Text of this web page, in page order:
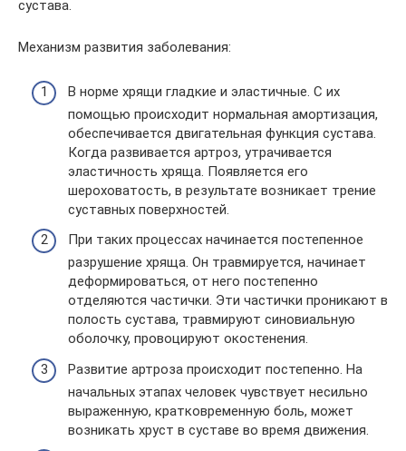
сустава.
Механизм развития заболевания:
В норме хрящи гладкие и эластичные. С их
помощью происходит нормальная амортизация,
обеспечивается двигательная функция сустава.
Когда развивается артроз, утрачивается
эластичность хряща. Появляется его
шероховатость, в результате возникает трение
суставных поверхностей.
При таких процессах начинается постепенное
разрушение хряща. Он травмируется, начинает
деформироваться, от него постепенно
отделяются частички. Эти частички проникают в
полость сустава, травмируют синовиальную
оболочку, провоцируют окостенения.
Развитие артроза происходит постепенно. На
начальных этапах человек чувствует несильно
выраженную, кратковременную боль, может
возникать хруст в суставе во время движения.